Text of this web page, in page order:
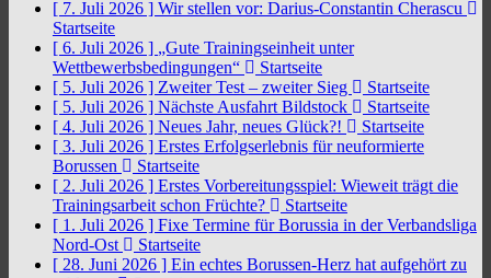
[ 7. Juli 2026 ] Wir stellen vor: Darius-Constantin Cherascu
Startseite
[ 6. Juli 2026 ] „Gute Trainingseinheit unter
Wettbewerbsbedingungen“
Startseite
[ 5. Juli 2026 ] Zweiter Test – zweiter Sieg
Startseite
[ 5. Juli 2026 ] Nächste Ausfahrt Bildstock
Startseite
[ 4. Juli 2026 ] Neues Jahr, neues Glück?!
Startseite
[ 3. Juli 2026 ] Erstes Erfolgserlebnis für neuformierte
Borussen
Startseite
[ 2. Juli 2026 ] Erstes Vorbereitungsspiel: Wieweit trägt die
Trainingsarbeit schon Früchte?
Startseite
[ 1. Juli 2026 ] Fixe Termine für Borussia in der Verbandsliga
Nord-Ost
Startseite
[ 28. Juni 2026 ] Ein echtes Borussen-Herz hat aufgehört zu